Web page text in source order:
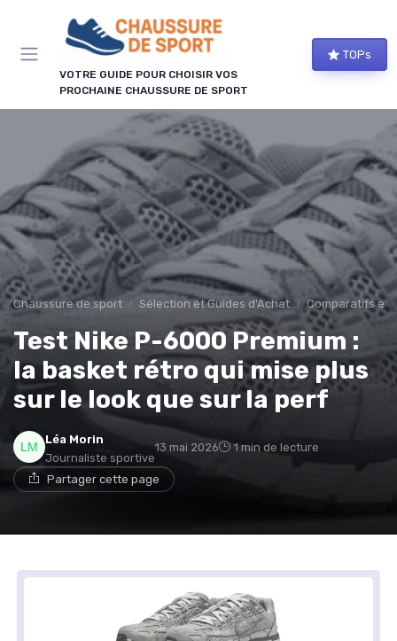
VOTRE GUIDE POUR CHOISIR VOS
PROCHAINE CHAUSSURE DE SPORT
TOPs
Chaussure de sport Sélection et Guides d'Achat Comparatifs et
Test Nike P-6000 Premium :
la basket rétro qui mise plus
sur le look que sur la perf
Léa Morin
Journaliste sportive
13 mai 2026 1 min de lecture
Partager cette page